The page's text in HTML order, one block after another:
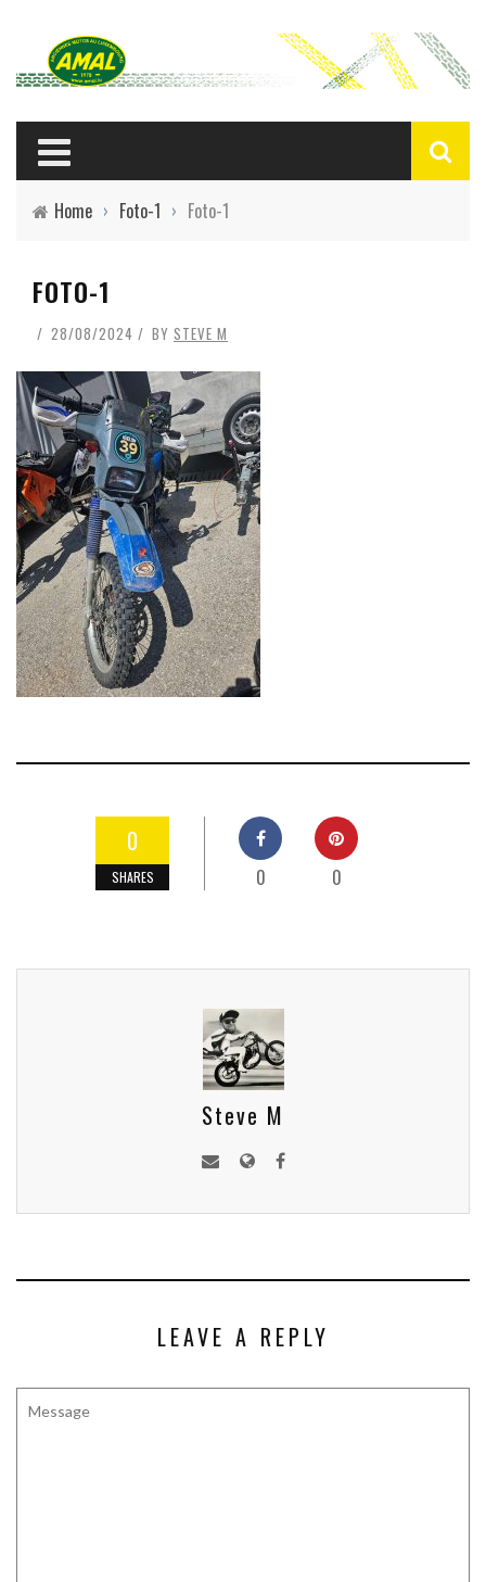
Home › Foto-1 › Foto-1
FOTO-1
28/08/2024 BY STEVE M
0
SHARES 0 0
Steve M
LEAVE A REPLY